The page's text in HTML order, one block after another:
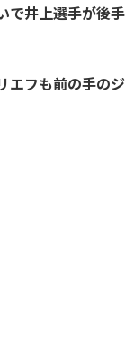
で井上選手が後手
エフも前の手のジ